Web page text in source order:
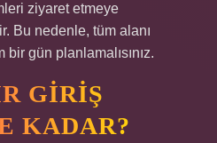
ziyaret etmeye
Bu nedenle, tüm alanı
gün planlamalısınız.
GIRIŞ
KADAR?